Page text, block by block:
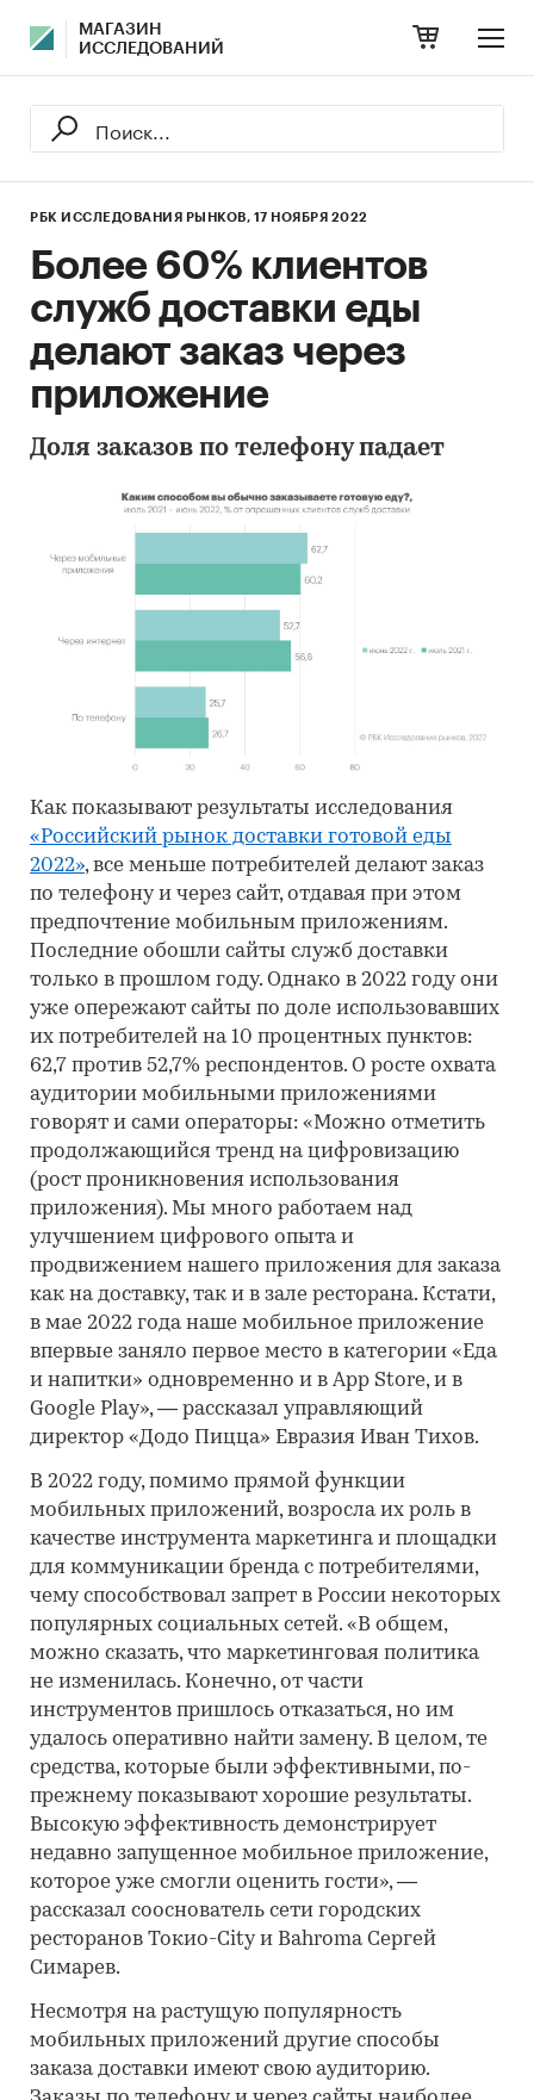
МАГАЗИН
ИССЛЕДОВАНИЙ
РБК ИССЛЕДОВАНИЯ РЫНКОВ, 17 НОЯБРЯ 2022
Более 60% клиентов
служб доставки еды
делают заказ через
приложение
Доля заказов по телефону падает
Как показывают результаты исследования
«Российский рынок доставки готовой еды
2022», все меньше потребителей делают заказ
по телефону и через сайт, отдавая при этом
предпочтение мобильным приложениям.
Последние обошли сайты служб доставки
только в прошлом году. Однако в 2022 году они
уже опережают сайты по доле использовавших
их потребителей на 10 процентных пунктов:
62,7 против 52,7% респондентов. О росте охвата
аудитории мобильными приложениями
говорят и сами операторы: «Можно отметить
продолжающийся тренд на цифровизацию
(рост проникновения использования
приложения). Мы много работаем над
улучшением цифрового опыта и
продвижением нашего приложения для заказа
как на доставку, так и в зале ресторана. Кстати,
в мае 2022 года наше мобильное приложение
впервые заняло первое место в категории «Еда
и напитки» одновременно и в App Store, и в
Google Play», — рассказал управляющий
директор «Додо Пицца» Евразия Иван Тихов.
В 2022 году, помимо прямой функции
мобильных приложений, возросла их роль в
качестве инструмента маркетинга и площадки
для коммуникации бренда с потребителями,
чему способствовал запрет в России некоторых
популярных социальных сетей. «В общем,
можно сказать, что маркетинговая политика
не изменилась. Конечно, от части
инструментов пришлось отказаться, но им
удалось оперативно найти замену. В целом, те
средства, которые были эффективными, по-
прежнему показывают хорошие результаты.
Высокую эффективность демонстрирует
недавно запущенное мобильное приложение,
которое уже смогли оценить гости», —
рассказал сооснователь сети городских
ресторанов Токио-City и Bahroma Сергей
Симарев.
Несмотря на растущую популярность
мобильных приложений другие способы
заказа доставки имеют свою аудиторию.